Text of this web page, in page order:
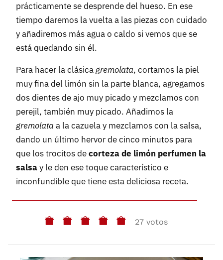
prácticamente se desprende del hueso. En ese
tiempo daremos la vuelta a las piezas con cuidado
y añadiremos más agua o caldo si vemos que se
está quedando sin él.
Para hacer la clásicagremolata, cortamos la piel
muy fina del limón sin la parte blanca, agregamos
dos dientes de ajo muy picado y mezclamos con
perejil, también muy picado. Añadimos la
gremolata a la cazuela y mezclamos con la salsa,
dando un último hervor de cinco minutos para
que los trocitos decorteza de limón perfumen la
salsay le den ese toque característico e
inconfundible que tiene esta deliciosa receta.
27 votos